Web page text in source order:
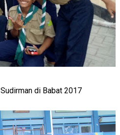
di Babat 2017